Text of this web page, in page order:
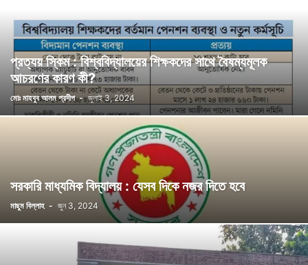
ব্যবস্থাপনা ভাষা শিক্ষা মাধ্যমিক শিক্ষা শিক্ষক ও শিক্ষা শিক্ষা ও অভিজ্ঞতা শিক্ষা ও নৈতিকতা
শিক্ষা ও বৈষম্য শিক্ষা ও রাজনীতি শিক্ষাক্রম ও পুস্তক শিক্ষাতত্ত্ব শিক্ষাব্যবস্থা
শিক্ষায় তথ্য, যোগাযোগ প্রযুক্তি ও কম্পিউটার শিক্ষার ইতিহাস শিক্ষার নীতি শিখন-শিক্ষণ প্রক্রিয়া
শিশুর বিকাশ সাক্ষরতা সাক্ষাৎকার সেরা লেখা পুরস্কার
প্রত্যয় স্কিম : বিশ্ববিদ্যালয়ের শিক্ষকদের সাথে বৈষম্যমূলক
আচরণের কারণ কী?
মোঃ মাহবুব আলম প্রদীপ - জুলাই 3, 2024
সরকারি মাধ্যমিক বিদ্যালয় : যেসব দিকে নজর দিতে হবে
মাছুম বিল্লাহ - জুন 3, 2024